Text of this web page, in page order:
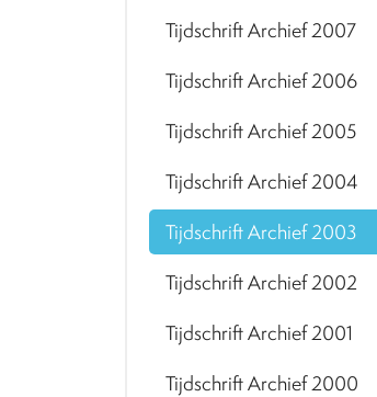
Tijdschrift Archief 2007
Tijdschrift Archief 2006
Tijdschrift Archief 2005
Tijdschrift Archief 2004
Tijdschrift Archief 2003
Tijdschrift Archief 2002
Tijdschrift Archief 2001
Tijdschrift Archief 2000